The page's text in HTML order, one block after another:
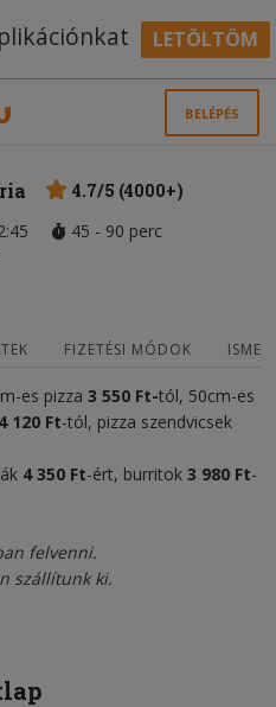
LETÖLTÖM
BELÉPÉS
4.7/5 (4000+)
45 - 90 perc
FIZETÉSI MÓDOK
es pizza 3 550 Ft-tól, 50cm-es
4 120 Ft-tól, pizza szendvicsek
4350 Ft-ért, burritok 3 980 Ft-
felvenni.
szállítunk ki.